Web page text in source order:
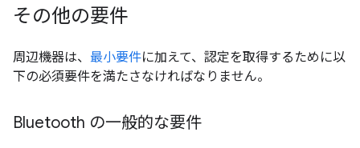
その他の要件
周辺機器は、 最小要件に加えて、認定を取得するために以
下の必須要件を満たさなければなりません。
Bluetooth の一般的な要件